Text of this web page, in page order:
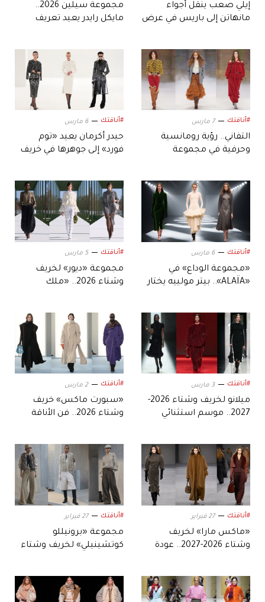
إيلي صعب ينقل أجواء
مانهاتن إلى باريس في عرض
مجموعة سيلين 2026..
مايكل رايدر يعيد تعريف
#أناقتك 7 مارس
التفاني.. رؤية رومانسية
وحرفية في مجموعة
#أناقتك 6 مارس
حيدر أكرمان يعيد «توم
فورد» إلى جوهرها في خريف
#أناقتك 6 مارس
«مجموعة الوداع» في
«ALAÏA».. بيتر مولييه يختار
#أناقتك 5 مارس
مجموعة «ديور» لخريف
وشتاء 2026.. «ملك
#أناقتك 3 مارس
ميلانو لخريف وشتاء 2026-
2027.. موسم استثنائي
#أناقتك 2 مارس
«سبورت ماكس» خريف
وشتاء 2026.. فن الأناقة
#أناقتك 27 فبراير
«ماكس مارا» لخريف
وشتاء 2026-2027.. عودة
#أناقتك 27 فبراير
مجموعة «برونيللو
كوتشينيلي» لخريف وشتاء